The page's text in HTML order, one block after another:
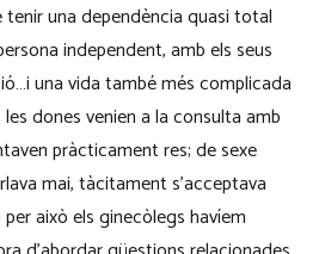
una dependència quasi total
independent, amb els seus
una vida també més complicada
dones venien a la consulta amb
pràcticament res; de sexe
mai, tàcitament s’acceptava
això els ginecòlegs havíem